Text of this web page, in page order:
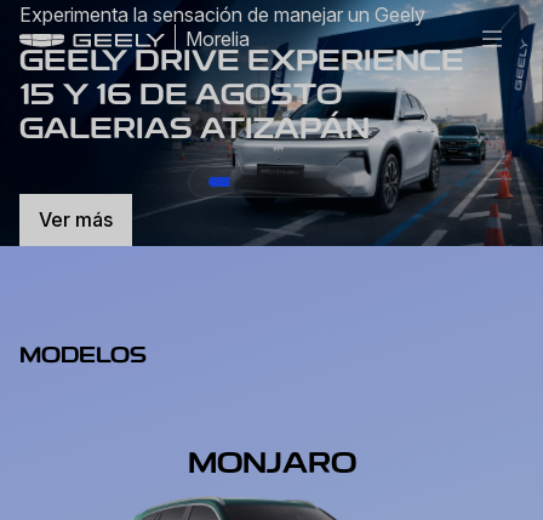
Morelia
Experimenta la sensación de manejar un Geely
GEELY DRIVE EXPERIENCE
15 Y 16 DE AGOSTO
GALERIAS ATIZAPÁN
Ver más
MODELOS
MONJARO